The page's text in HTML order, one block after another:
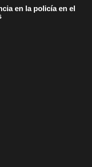
en la policía en el